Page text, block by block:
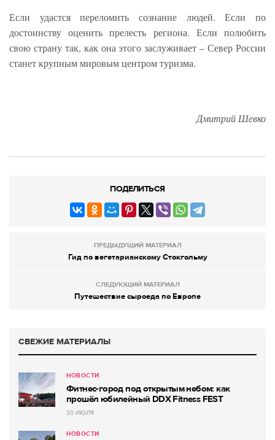
Если удастся переломить сознание людей. Если по
достоинству оценить прелесть региона. Если полюбить
свою страну так, как она этого заслуживает – Север России
станет крупным мировым центром туризма.
Дмитрий Шевко
ПОДЕЛИТЬСЯ
ПРЕДЫДУЩИЙ МАТЕРИАЛ
Гид по вегетарианскому Стокгольму
СЛЕДУЮЩИЙ МАТЕРИАЛ
Путешествие сыроеда по Европе
СВЕЖИЕ МАТЕРИАЛЫ
НОВОСТИ
Фитнес-город под открытым небом: как
прошёл юбилейный DDX Fitness FEST
30 ИЮЛЯ
НОВОСТИ